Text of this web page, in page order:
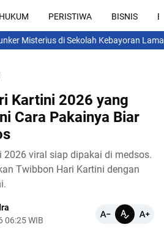
HUKUM PERISTIWA BISNIS
di Sekolah Kebayoran Lama
Kartini 2026 yang
Cara Pakainya Biar
2026 viral siap dipakai di medsos.
Twibbon Hari Kartini dengan
06:25 WIB